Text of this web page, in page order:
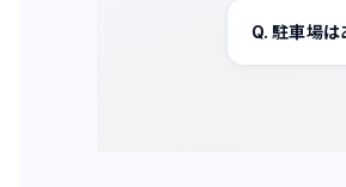
Q. 駐車場は